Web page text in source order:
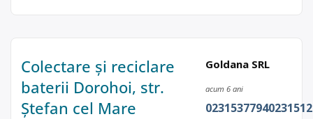
Colectare și reciclare
baterii Dorohoi, str.
Ștefan cel Mare
Goldana SRL
acum 6 ani